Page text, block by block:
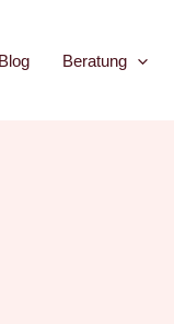
Blog Beratung